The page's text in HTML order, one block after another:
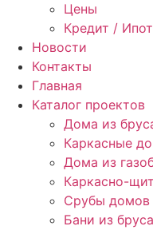
Цены
Кредит /
Новости
Контакты
Главная
Каталог проектов
Дома из
Каркасные
Дома из
Каркасно-
Срубы домов
Бани из бруса